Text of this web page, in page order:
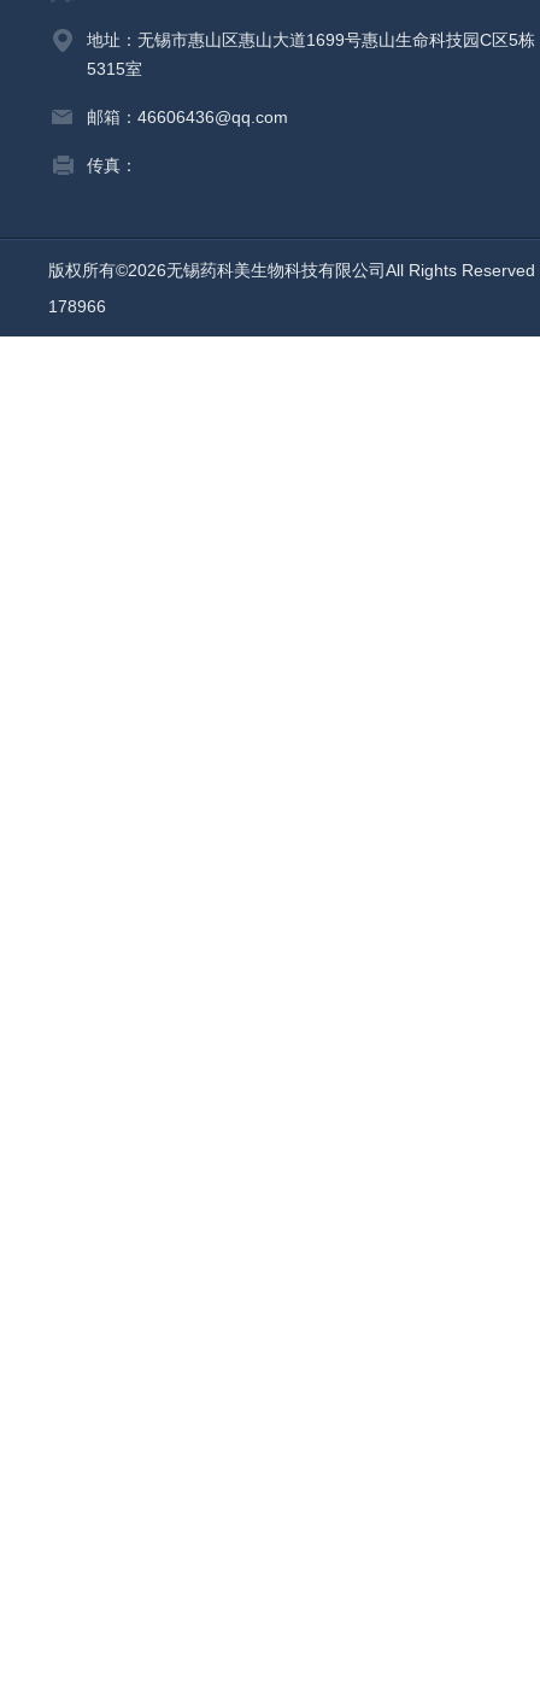
地址：无锡市惠山区惠山大道1699号惠山生命科技园C区5栋
5315室
邮箱：46606436@qq.com
传真：
版权所有©2026无锡药科美生物科技有限公司All Rights
178966